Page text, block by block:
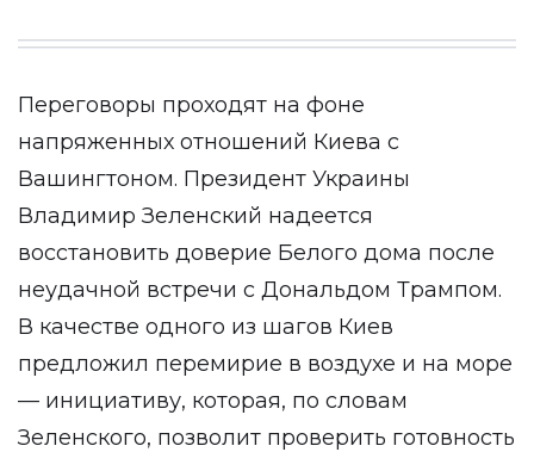
Переговоры проходят на фоне
напряженных отношений Киева с
Вашингтоном. Президент Украины
Владимир Зеленский надеется
восстановить доверие Белого дома после
неудачной встречи с Дональдом Трампом.
В качестве одного из шагов Киев
предложил перемирие в воздухе и на море
— инициативу, которая, по словам
Зеленского, позволит проверить готовность